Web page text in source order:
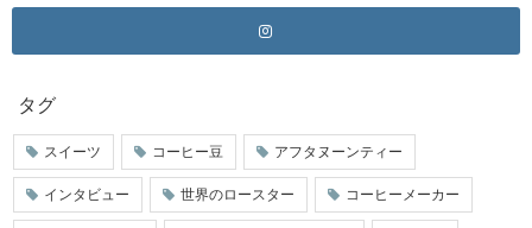
タグ
スイーツ コーヒー豆 アフタヌーンティー
インタビュー 世界のロースター コーヒーメーカー